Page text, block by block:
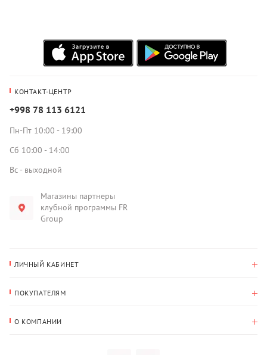
КОНТАКТ-ЦЕНТР
+998 78 113 6121
Пн-Пт 10:00 - 19:00
Сб 10:00 - 14:00
Вс - выходной
Магазины партнеры
клубной программы FR
Group
ЛИЧНЫЙ КАБИНЕТ
Адрес для доставки
ПОКУПАТЕЛЯМ
О КОМПАНИИ